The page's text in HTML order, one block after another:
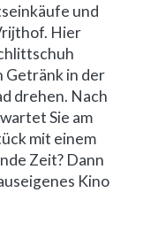
und
Hier
Getränk in der
drehen. Nach
Sie am
mit einem
Zeit? Dann
Kino